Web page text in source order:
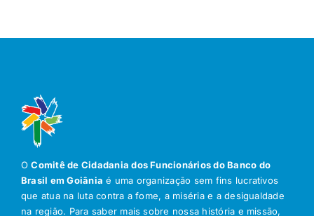
OComitê de Cidadania dos Funcionários do Banco do
Brasil em Goiânia é uma organização sem fins lucrativos
que atua na luta contra a fome, a miséria e a desigualdade
na região. Para saber mais sobre nossa história e missão,